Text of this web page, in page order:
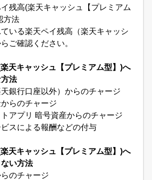
残高(楽天キャッシュ【プレミアム
方法
いる楽天ペイ残高（楽天キャッシ
ご確認ください。
天キャッシュ【プレミアム型】)へ
法
天銀行口座以外）からのチャージ
らのチャージ
トアプリ 暗号資産からのチャージ
ビスによる報酬などの付与
天キャッシュ【プレミアム型】)へ
い方法
のチャージ